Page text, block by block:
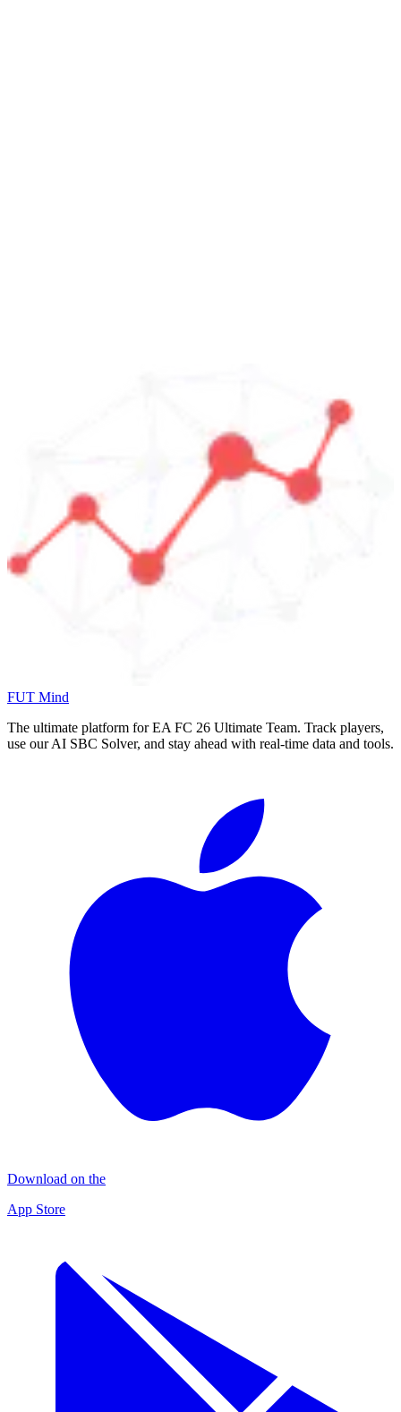
FUT Mind
The ultimate platform for EA FC 26 Ultimate Team. Track players,
use our AI SBC Solver, and stay ahead with real-time data and tools.
Download on the
App Store